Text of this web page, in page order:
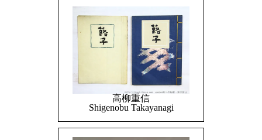
高柳重信
Shigenobu Takayanagi